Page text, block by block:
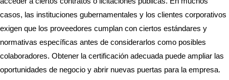
casos, las instituciones gubernamentales y los clientes corporativos
exigen que los proveedores cumplan con ciertos estándares y
normativas específicas antes de considerarlos como posibles
colaboradores. Obtener la certificación adecuada puede ampliar las
oportunidades de negocio y abrir nuevas puertas para la empresa.